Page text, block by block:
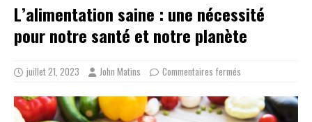
L’alimentation saine : une nécessité
pour notre santé et notre planète
juillet 21, 2023 John Matins Commentaires fermés